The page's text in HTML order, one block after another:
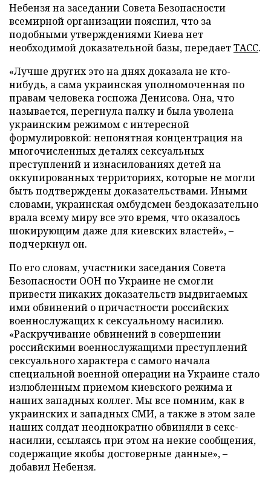
Небензя на заседании Совета Безопасности
всемирной организации пояснил, что за
подобными утверждениями Киева нет
необходимой доказательной базы, передаетТАСС.
«Лучше других это на днях доказала не кто-
нибудь, а сама украинская уполномоченная по
правам человека госпожа Денисова. Она, что
называется, перегнула палку и была уволена
украинским режимом с интересной
формулировкой: непонятная концентрация на
многочисленных деталях сексуальных
преступлений и изнасилованиях детей на
оккупированных территориях, которые не могли
быть подтверждены доказательствами. Иными
словами, украинская омбудсмен бездоказательно
врала всему миру все это время, что оказалось
шокирующим даже для киевских властей», –
подчеркнул он.
По его словам, участники заседания Совета
Безопасности ООН по Украине не смогли
привести никаких доказательств выдвигаемых
ими обвинений о причастности российских
военнослужащих к сексуальному насилию.
«Раскручивание обвинений в совершении
российскими военнослужащими преступлений
сексуального характера с самого начала
специальной военной операции на Украине стало
излюбленным приемом киевского режима и
наших западных коллег. Мы все помним, как в
украинских и западных СМИ, а также в этом зале
наших солдат неоднократно обвиняли в секс-
насилии, ссылаясь при этом на некие сообщения,
содержащие якобы достоверные данные», –
добавил Небензя.